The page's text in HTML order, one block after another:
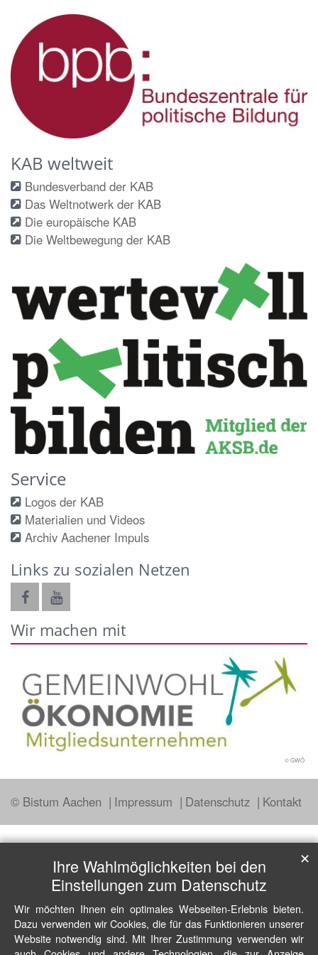
KAB weltweit
Bundesverband der KAB
Das Weltnotwerk der KAB
Die europäische KAB
Die Weltbewegung der KAB
Service
Logos der KAB
Materialien und Videos
Archiv Aachener Impuls
Links zu sozialen Netzen
Wir machen mit
© GWÖ
© Bistum Aachen Impressum Datenschutz Kontakt
Ihre Wahlmöglichkeiten bei den
Einstellungen zum Datenschutz
Wir möchten Ihnen ein optimales Webseiten-Erlebnis bieten.
Dazu verwenden wir Cookies, die für das Funktionieren unserer
Website notwendig sind. Mit Ihrer Zustimmung verwenden wir
✕